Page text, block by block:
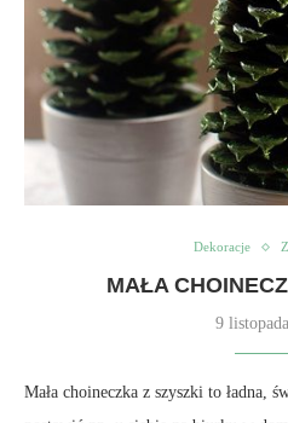
Dekoracje
MAŁA
9
Mała choineczka z szyszki to ładna,